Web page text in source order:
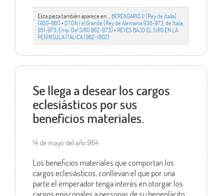
Esta pieza también aparece en ... BERENGARIO II (Rey de Italia)
(950-961)•OTÓN I el Grande (Rey de Alemania 936-973, de Italia,
951-973, Emp. Del SIRG 962-973)• REYES BAJO EL SIRG EN LA
PENÍNSULA ITÁLICA (962-1802)
Se llega a desear los cargos
eclesiásticos por sus
beneficios materiales.
14 de mayo del año 964
Los beneficios materiales que comportan los
cargos eclesiásticos, conllevan el que por una
parte el emperador tenga interés en otorgar los
cargos episcopales a personas de su beneplácito,